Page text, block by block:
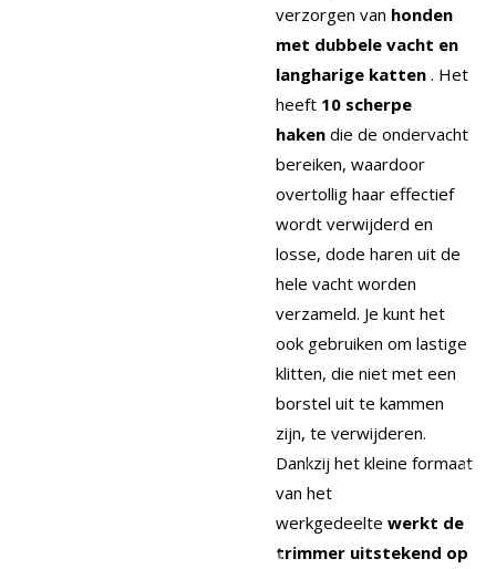
verzorgen van honden
met dubbele vacht en
langharige katten . Het
heeft 10 scherpe
haken die de ondervacht
bereiken, waardoor
overtollig haar effectief
wordt verwijderd en
losse, dode haren uit de
hele vacht worden
verzameld. Je kunt het
ook gebruiken om lastige
klitten, die niet met een
borstel uit te kammen
zijn, te verwijderen.
Dankzij het kleine formaat
van het
werkgedeelte werkt de
trimmer uitstekend op